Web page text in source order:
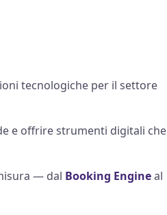
tecnologiche per il settore
e offrire strumenti digitali che
— dal Booking Engineal